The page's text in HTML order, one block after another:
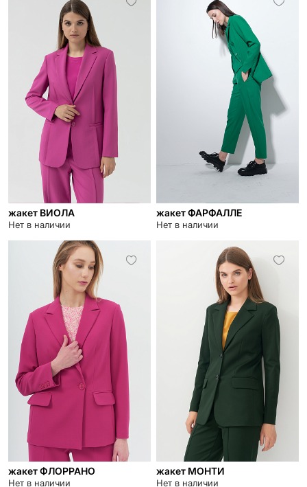
жакет ВИОЛА
Нет в наличии
жакет ФАРФАЛЛЕ
Нет в наличии
жакет ФЛОРРАНО
Нет в наличии
жакет МОНТИ
Нет в наличии